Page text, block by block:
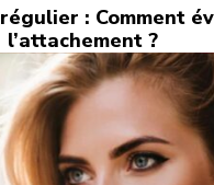
: Comment
l’attachement ?